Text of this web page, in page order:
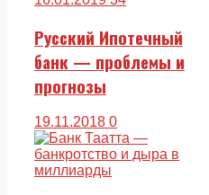
Русский Ипотечный
банк — проблемы и
прогнозы
19.11.2018 0